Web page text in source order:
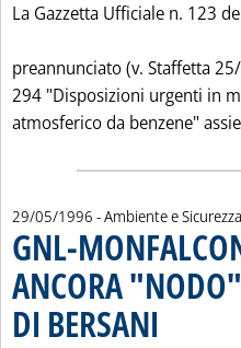
La Gazzetta Ufficiale n. 123
preannunciato (v. Staffetta
294 "Disposizioni urgenti in
atmosferico da benzene"
29/05/1996 - Ambiente e Sicurezza
GNL-
ANCORA
DI BERSANI